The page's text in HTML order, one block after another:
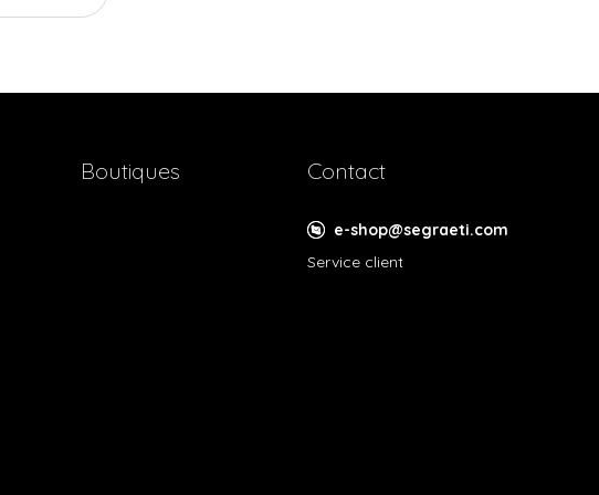
Boutiques Contact
e-shop@segraeti.com
Service client